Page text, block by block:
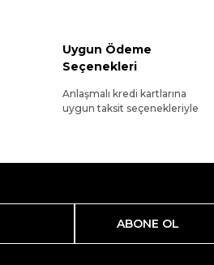
Uygun Ödeme
Seçenekleri
Anlaşmalı kredi kartlarına
uygun taksit seçenekleriyle
ABONE OL